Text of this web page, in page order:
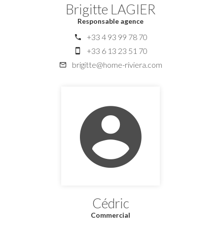
Brigitte LAGIER
Responsable agence
+33 4 93 99 78 70
+33 6 13 23 51 70
brigitte@home-riviera.com
Cédric
Commercial